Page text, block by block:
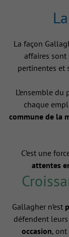
La façon
affaires sont
pertinentes et
L’ensemble
chaque
commune de la
C’est une
attentes
Gallagher n’est
défendent
occasion,